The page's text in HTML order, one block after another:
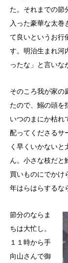
た。それまでの節
入った豪華な太巻
て良いというお行
す。明治生まれ河
ったな」と言いな
そのころ我が家の
たので、鰯の頭を
いつのまにか枯れ
配ってくださるサ
く早くいかないと
ん。小さな枝だと
買いものにでかけ
年はらはらするな
節分のならま
ちは大忙し。
１１時から手
向山さんで御